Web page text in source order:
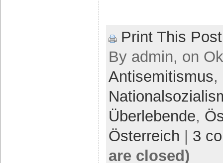
Print This Post
By admin, on
Antisemitismus,
Überlebende,
Österreich
3
are closed)